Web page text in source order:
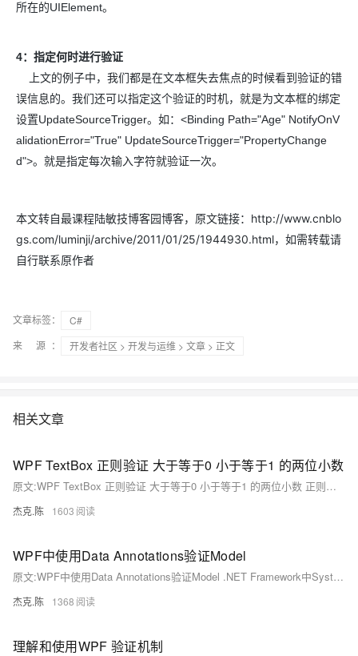
所在的UIElement。
4：指定何时进行验证
上文的例子中，我们都是在文本框失去焦点的时候看到验证的错
误信息的。我们还可以指定这个验证的时机，就是为文本框的绑定
设置UpdateSourceTrigger。如：<Binding Path="Age" NotifyOnV
alidationError="True" UpdateSourceTrigger="PropertyChange
d">。就是指定每次输入字符就验证一次。
本文转自最课程陆敏技博客园博客，原文链接：http://www.cnblo
gs.com/luminji/archive/2011/01/25/1944930.html，如需转载请
自行联系原作者
文章标签：
C#
来 源：
开发者社区 > 开发与运维 > 文章 > 正文
相关文章
WPF TextBox 正则验证 大于等于0 小于等于1 的两位小数
原文:WPF TextBox 正则验证 大于等于0 小于等于1 的两位小数 正则：^(0\.\d+|[1-9][0-9]|1)$ TextBox绑定正则验证 ...
杰克.陈 1603
WPF中使用Data Annotations验证Model
原文:WPF中使用Data Annotations验证Model .NET Framework中System.ComponentModel.DataAnnotations提供了很多属性来验证对象的属性。
杰克.陈 1368
理解和使用WPF 验证机制